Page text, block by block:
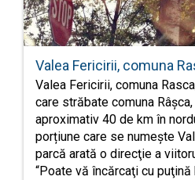
Valea Fericirii, comuna
Valea Fericirii, comuna
care străbate comuna
aproximativ 40 de km în
porțiune care se numește
parcă arată o direcţie a
“Poate vă încărcaţi cu